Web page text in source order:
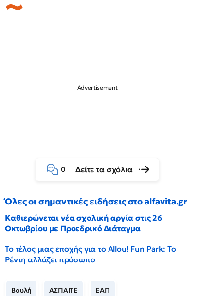
0 Δείτε τα σχόλια
Όλες οι σημαντικές ειδήσεις στο alfavita.gr
Καθιερώνεται νέα σχολική αργία στις 26
Οκτωβρίου με Προεδρικό Διάταγμα
Το τέλος μιας εποχής για το Allou! Fun Park: Το
Ρέντη αλλάζει πρόσωπο
Βουλή ΑΣΠΑΙΤΕ ΕΑΠ